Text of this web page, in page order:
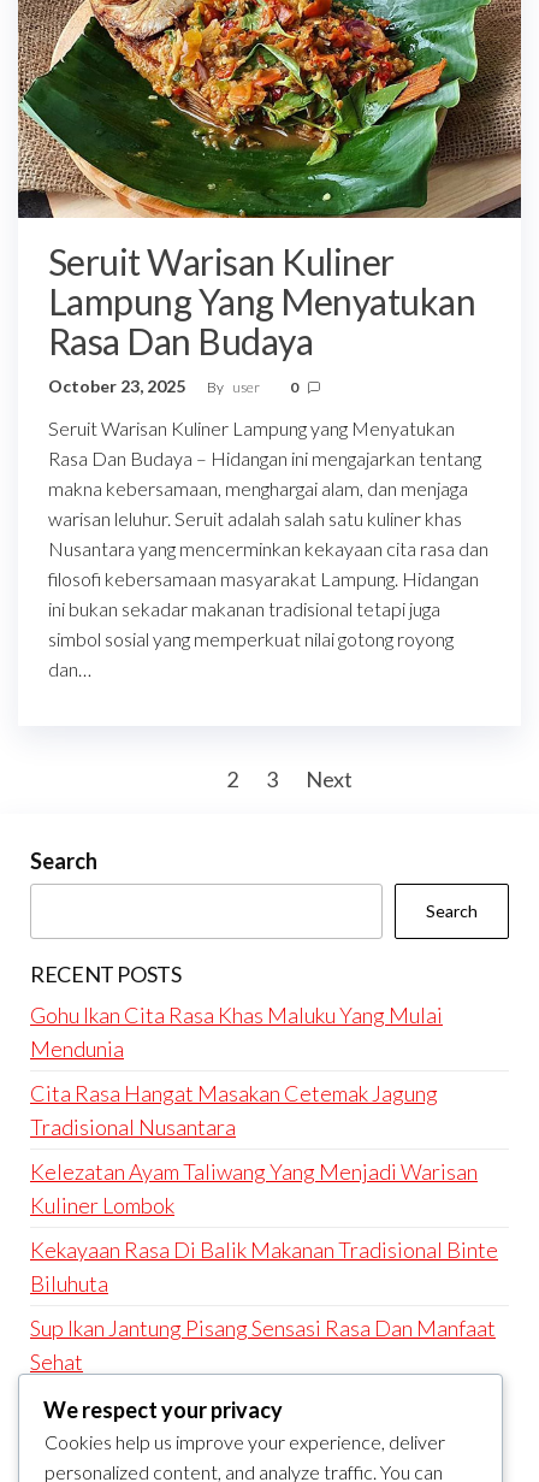
Seruit Warisan Kuliner
Lampung Yang Menyatukan
Rasa Dan Budaya
October 23, 2025 By user 0
Seruit Warisan Kuliner Lampung yang Menyatukan
Rasa Dan Budaya – Hidangan ini mengajarkan tentang
makna kebersamaan, menghargai alam, dan menjaga
warisan leluhur. Seruit adalah salah satu kuliner khas
Nusantara yang mencerminkan kekayaan cita rasa dan
filosofi kebersamaan masyarakat Lampung. Hidangan
ini bukan sekadar makanan tradisional tetapi juga
simbol sosial yang memperkuat nilai gotong royong
dan…
2 3 Next
Search
Search
RECENT POSTS
Gohu Ikan Cita Rasa Khas Maluku Yang Mulai
Mendunia
Cita Rasa Hangat Masakan Cetemak Jagung
Tradisional Nusantara
Kelezatan Ayam Taliwang Yang Menjadi Warisan
Kuliner Lombok
Kekayaan Rasa Di Balik Makanan Tradisional Binte
Biluhuta
Sup Ikan Jantung Pisang Sensasi Rasa Dan Manfaat
Sehat
RECENT COMMENTS
A WordPress Commenter
Hello world!
We respect your privacy
Cookies help us improve your experience, deliver
personalized content, and analyze traffic. You can